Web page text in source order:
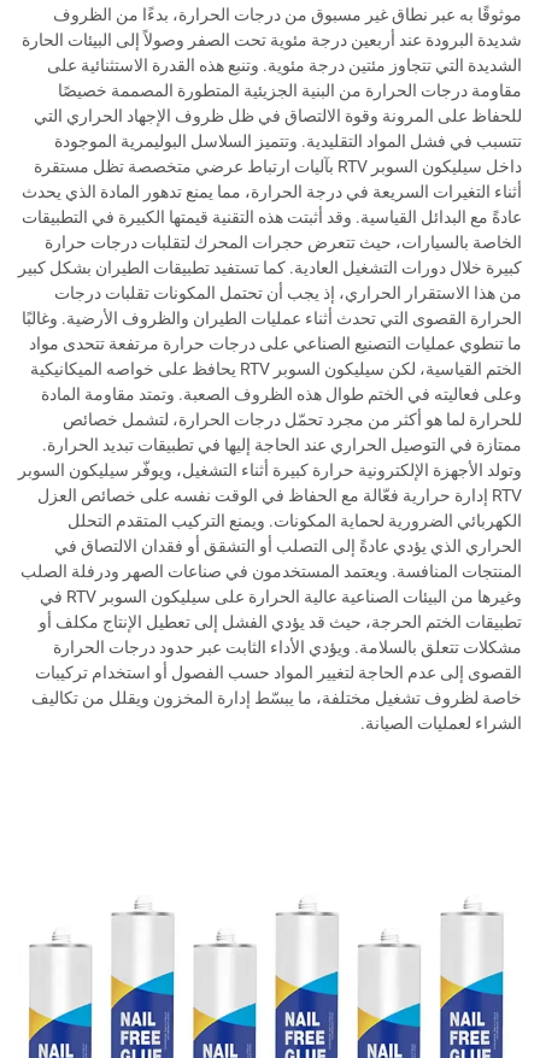
موثوقًا به عبر نطاق غير مسبوق من درجات الحرارة، بدءًا من الظروف
شديدة البرودة عند أربعين درجة مئوية تحت الصفر وصولاً إلى البيئات الحارة
الشديدة التي تتجاوز مئتين درجة مئوية. وتنبع هذه القدرة الاستثنائية على
مقاومة درجات الحرارة من البنية الجزيئية المتطورة المصممة خصيصًا
للحفاظ على المرونة وقوة الالتصاق في ظل ظروف الإجهاد الحراري التي
تتسبب في فشل المواد التقليدية. وتتميز السلاسل البوليمرية الموجودة
داخل سيليكون السوبر RTV بآليات ارتباط عرضي متخصصة تظل مستقرة
أثناء التغيرات السريعة في درجة الحرارة، مما يمنع تدهور المادة الذي يحدث
عادةً مع البدائل القياسية. وقد أثبتت هذه التقنية قيمتها الكبيرة في التطبيقات
الخاصة بالسيارات، حيث تتعرض حجرات المحرك لتقلبات درجات حرارة
كبيرة خلال دورات التشغيل العادية. كما تستفيد تطبيقات الطيران بشكل كبير
من هذا الاستقرار الحراري، إذ يجب أن تحتمل المكونات تقلبات درجات
الحرارة القصوى التي تحدث أثناء عمليات الطيران والظروف الأرضية. وغالبًا
ما تنطوي عمليات التصنيع الصناعي على درجات حرارة مرتفعة تتحدى مواد
الختم القياسية، لكن سيليكون السوبر RTV يحافظ على خواصه الميكانيكية
وعلى فعاليته في الختم طوال هذه الظروف الصعبة. وتمتد مقاومة المادة
للحرارة لما هو أكثر من مجرد تحمّل درجات الحرارة، لتشمل خصائص
ممتازة في التوصيل الحراري عند الحاجة إليها في تطبيقات تبديد الحرارة.
وتولد الأجهزة الإلكترونية حرارة كبيرة أثناء التشغيل، ويوفّر سيليكون السوبر
RTV إدارة حرارية فعّالة مع الحفاظ في الوقت نفسه على خصائص العزل
الكهربائي الضرورية لحماية المكونات. ويمنع التركيب المتقدم التحلل
الحراري الذي يؤدي عادةً إلى التصلب أو التشقق أو فقدان الالتصاق في
المنتجات المنافسة. ويعتمد المستخدمون في صناعات الصهر ودرفلة الصلب
وغيرها من البيئات الصناعية عالية الحرارة على سيليكون السوبر RTV في
تطبيقات الختم الحرجة، حيث قد يؤدي الفشل إلى تعطيل الإنتاج مكلف أو
مشكلات تتعلق بالسلامة. ويؤدي الأداء الثابت عبر حدود درجات الحرارة
القصوى إلى عدم الحاجة لتغيير المواد حسب الفصول أو استخدام تركيبات
خاصة لظروف تشغيل مختلفة، ما يبسّط إدارة المخزون ويقلل من تكاليف
الشراء لعمليات الصيانة.